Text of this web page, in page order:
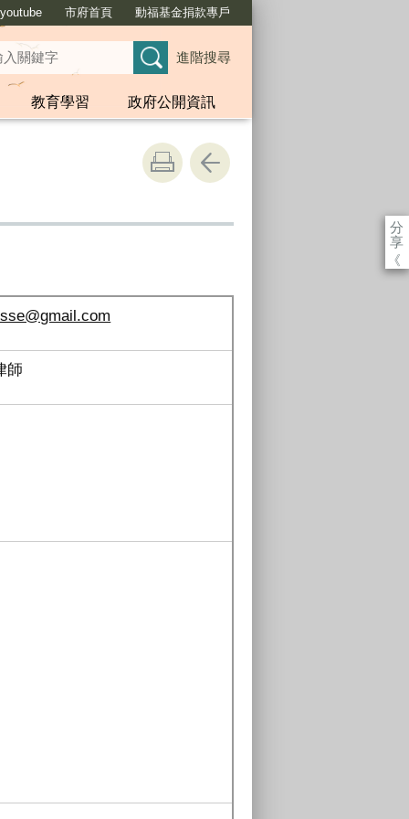
市府首頁 動福基金捐款專戶
進階搜尋
教育學習 政府公開資訊
分
享
《
師